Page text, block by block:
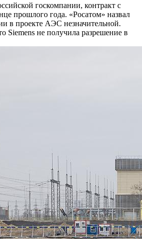
госкомпании, контракт с
прошлого года. «Росатом» назвал
в проекте АЭС незначительной.
Siemens не получила разрешение в